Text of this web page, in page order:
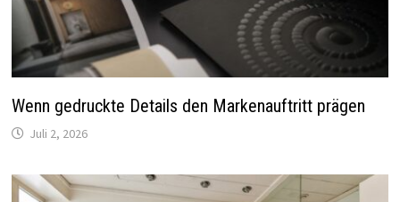
Wenn gedruckte Details den Markenauftritt prägen
Juli 2, 2026